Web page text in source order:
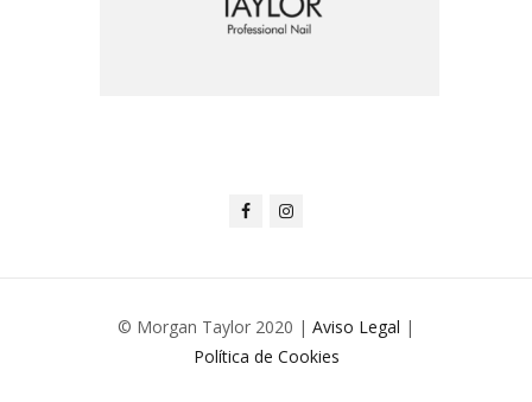
© Morgan Taylor 2020 | Aviso Legal |
Política de Cookies